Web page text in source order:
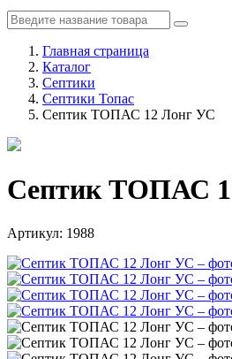
Главная страница
Каталог
Септики
Септики Топас
Септик ТОПАС 12 Лонг УС
Септик ТОПАС
Артикул: 1988